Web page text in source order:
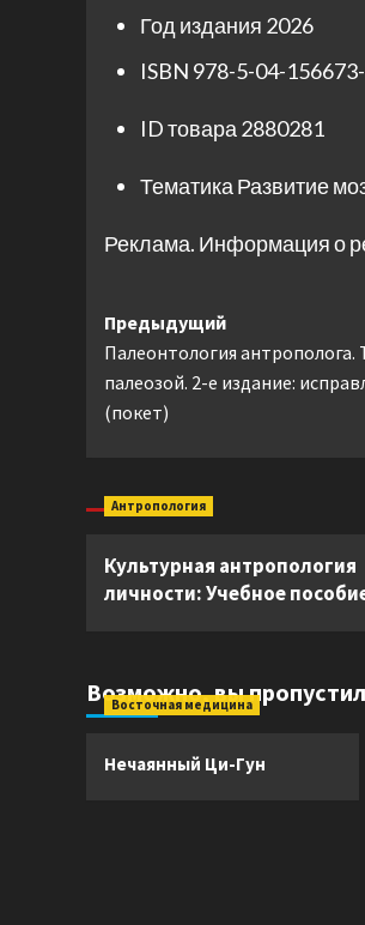
Год издания 2026
ISBN 978-5-04-
ID товара 2880281
Тематика Развитие
Реклама. Информация о
Навигация
записи
Предыдущий
Палеонтология
палеозой. 2-е издание:
(покет)
Антропология
Культурная антропология
личности: Учебное
Возможно, вы
Восточная медицина
Нечаянный Ци-Гун